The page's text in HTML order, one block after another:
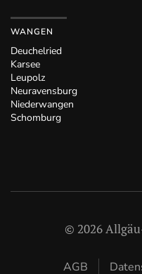
WANGEN
Deuchelried
Karsee
Leupolz
Neuravensburg
Niederwangen
Schomburg
© 2026
AGB